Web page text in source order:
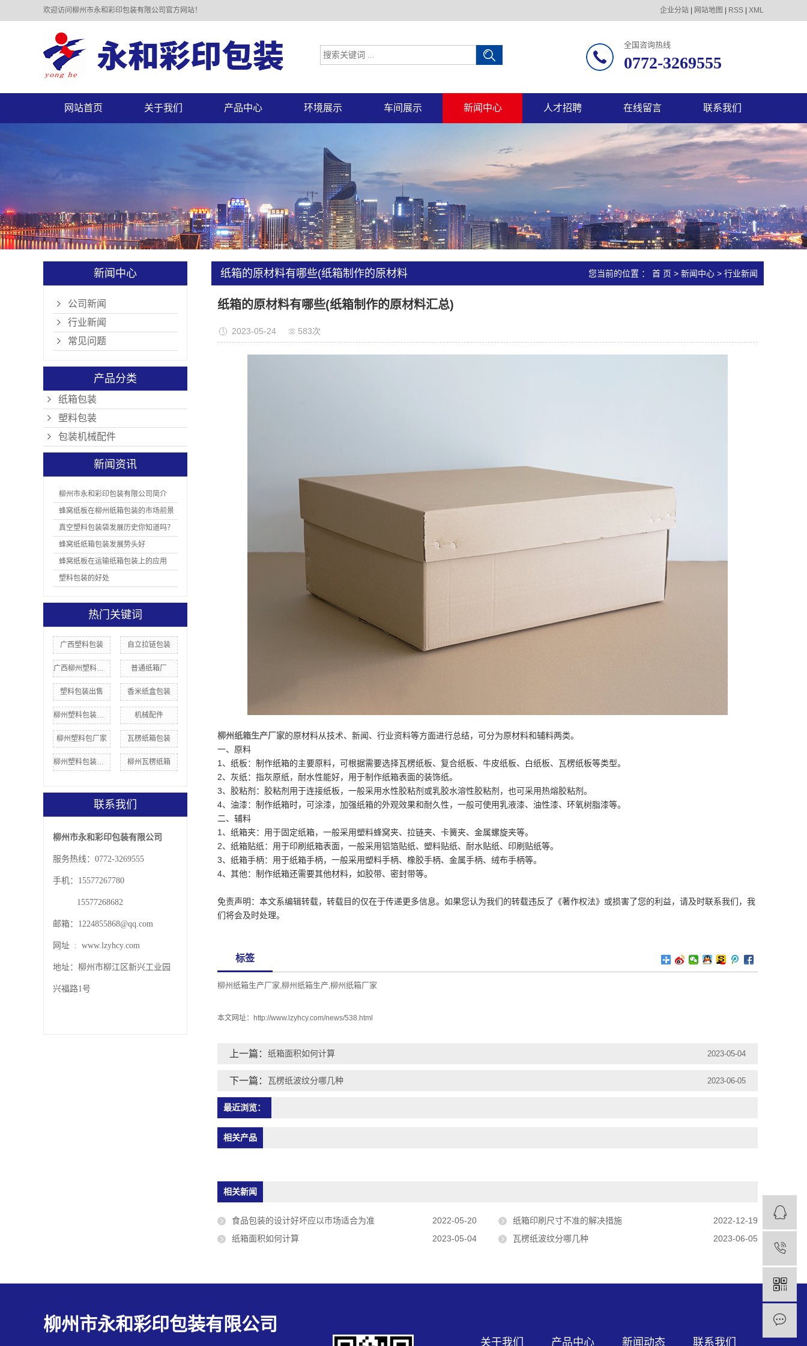
欢迎访问柳州市永和彩印包装有限公司官方网站！ 企业分站 网站地图 RSS XML
全国咨询热线
0772-3269555
网站首页 关于我们 产品中心 环境展示 车间展示 新闻中心 人才招聘 在线留言 联系我们
新闻中心
公司新闻
行业新闻
常见问题
产品分类
纸箱包装
塑料包装
包装机械配件
新闻资讯
柳州市永和彩印包装有限公司简介
蜂窝纸板在柳州纸箱包装的市场前景
真空塑料包装袋发展历史你知道吗？
蜂窝纸纸箱包装发展势头好
蜂窝纸板在运输纸箱包装上的应用
塑料包装的好处
热门关键词
广西塑料包装 自立拉链包装
广西柳州塑料包装 普通纸箱厂
塑料包装出售 香米纸盒包装
柳州塑料包装价格 机械配件
柳州塑料包厂家 瓦楞纸箱包装
柳州塑料包装厂家 柳州瓦楞纸箱
联系我们
柳州市永和彩印包装有限公司
服务热线：0772-3269555
手机：15577267780
15577268682
邮箱：1224855868@qq.com
网址 : www.lzyhcy.com
地址：柳州市柳江区新兴工业园
兴福路1号
纸箱的原材料有哪些(纸箱制作的原材料
汇总)
您当前的位置 ： 首 页 > 新闻中心 > 行业新闻
纸箱的原材料有哪些(纸箱制作的原材料汇总)
2023-05-24 583次
柳州纸箱生产厂家的原材料从技术、新闻、行业资料等方面进行总结，可分为原材料和辅料两类。
一、原料
1、纸板：制作纸箱的主要原料，可根据需要选择瓦楞纸板、复合纸板、牛皮纸板、白纸板、瓦楞纸板等类型。
2、灰纸：指灰原纸，耐水性能好，用于制作纸箱表面的装饰纸。
3、胶粘剂：胶粘剂用于连接纸板，一般采用水性胶粘剂或乳胶水溶性胶粘剂，也可采用热熔胶粘剂。
4、油漆：制作纸箱时，可涂漆，加强纸箱的外观效果和耐久性，一般可使用乳液漆、油性漆、环氧树脂漆等。
二、辅料
1、纸箱夹：用于固定纸箱，一般采用塑料蜂窝夹、拉链夹、卡簧夹、金属螺旋夹等。
2、纸箱贴纸：用于印刷纸箱表面，一般采用铝箔贴纸、塑料贴纸、耐水贴纸、印刷贴纸等。
3、纸箱手柄：用于纸箱手柄，一般采用塑料手柄、橡胶手柄、金属手柄、绒布手柄等。
4、其他：制作纸箱还需要其他材料，如胶带、密封带等。
免责声明：本文系编辑转载，转载目的仅在于传递更多信息。如果您认为我们的转载违反了《著作权法》或损害了您的利益，请及时联系我们，我
们将会及时处理。
标签
柳州纸箱生产厂家,柳州纸箱生产,柳州纸箱厂家
本文网址： http://www.lzyhcy.com/news/538.html
上一篇： 纸箱面积如何计算 2023-05-04
下一篇： 瓦楞纸波纹分哪几种 2023-06-05
最近浏览：
相关产品
相关新闻
食品包装的设计好坏应以市场适合为准 2022-05-20 纸箱印刷尺寸不准的解决措施
2022-12-19
纸箱面积如何计算
2023-05-04 瓦楞纸波纹分哪几种 2023-06-05
柳州市永和彩印包装有限公司
关于我们 产品中心 新闻动态 联系我们